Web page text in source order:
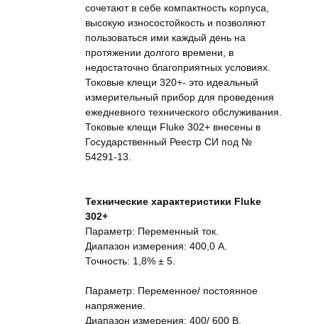
сочетают в себе компактность корпуса,
высокую износостойкость и позволяют
пользоваться ими каждый день на
протяжении долгого времени, в
недостаточно благоприятных условиях.
Токовые клещи 320+- это идеальный
измерительный прибор для проведения
ежедневного технического обслуживания.
Токовые клещи Fluke 302+ внесены в
Государственный Реестр СИ под №
54291-13.
Технические характеристики Fluke
302+
Параметр: Переменный ток.
Диапазон измерения: 400,0 А.
Точность: 1,8% ± 5.
Параметр: Переменное/ постоянное
напряжение.
Диапазон измерения: 400/ 600 В.